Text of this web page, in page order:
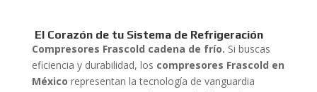
El Corazón de tu Sistema de Refrigeración
Compresores Frascold cadena de frío. Si buscas
eficiencia y durabilidad, los compresores Frascold en
México representan la tecnología de vanguardia